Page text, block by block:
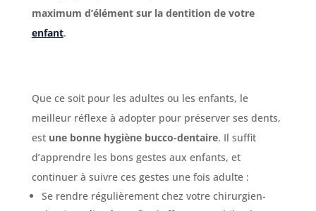
maximum d’élément sur la dentition de votre
enfant.
Que ce soit pour les adultes ou les enfants, le
meilleur réflexe à adopter pour préserver ses dents,
est une bonne hygiène bucco-dentaire. Il suffit
d’apprendre les bons gestes aux enfants, et
continuer à suivre ces gestes une fois adulte :
Se rendre régulièrement chez votre chirurgien-